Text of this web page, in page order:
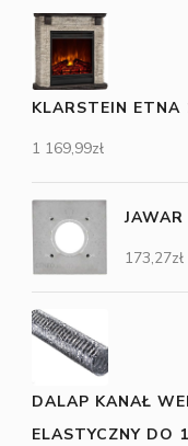
KLARSTEIN ETNA
1 169,99zł
173,27zł
DALAP KANAŁ
ELASTYCZNY DO